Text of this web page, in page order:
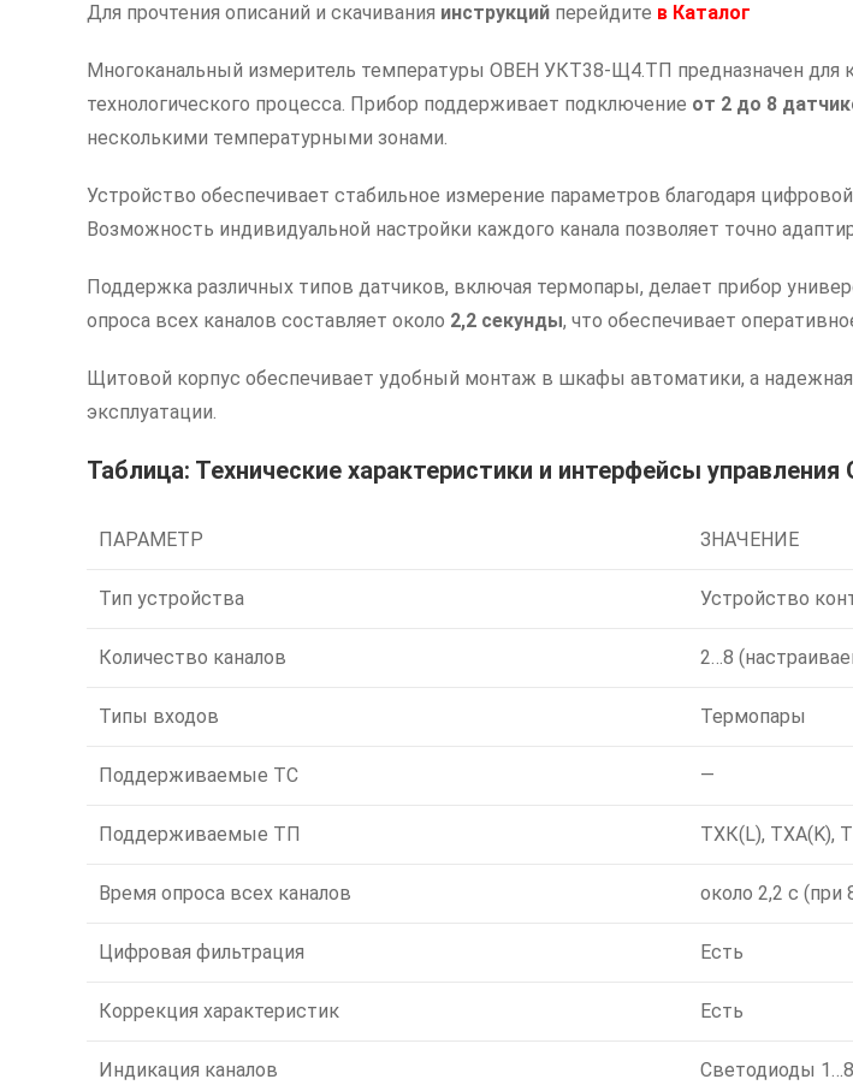
Для прочтения описаний и скачивания инструкций перейдите в Каталог
Многоканальный измеритель температуры ОВЕН УКТ38-Щ4.ТП предназначен для
технологического процесса. Прибор поддерживает подключение от 2 до 8
несколькими температурными зонами.
Устройство обеспечивает стабильное измерение параметров благодаря
Возможность индивидуальной настройки каждого канала позволяет точно
Поддержка различных типов датчиков, включая термопары, делает прибор
опроса всех каналов составляет около 2,2 секунды, что обеспечивает
Щитовой корпус обеспечивает удобный монтаж в шкафы автоматики, а
эксплуатации.
Таблица: Технические характеристики и интерфейсы
ПАРАМЕТР ЗНАЧЕНИЕ
Тип устройства Устройство
Количество каналов 2…8
Типы входов Термопары
Поддерживаемые ТС —
Поддерживаемые ТП ТХК(L), ТХА(K),
Время опроса всех каналов около 2,2 с (при
Цифровая фильтрация Есть
Коррекция характеристик Есть
Индикация каналов Светодиоды 1…8